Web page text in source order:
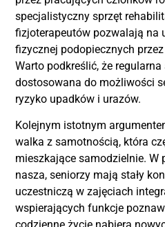
specjalistyczny sprzęt
fizjoterapeutów pozwalają na
fizycznej podopiecznych
Warto podkreślić, że
dostosowana do możliwości
ryzyko upadków i urazów.
Kolejnym istotnym
walka z samotnością, która
mieszkające samodzielnie.
nasza, seniorzy mają stały
uczestniczą w zajęciach
wspierających funkcje